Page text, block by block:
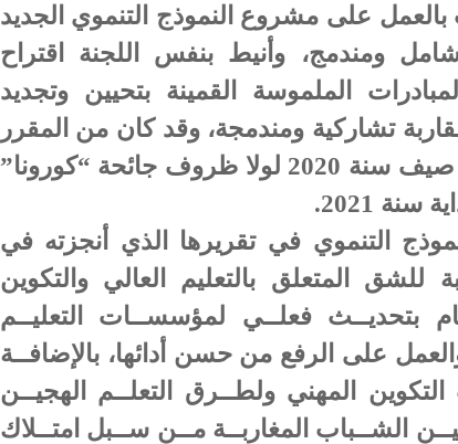
بالعمل على مشروع النموذج التنموي الجديد
ومندمج، وأنيط بنفس اللجنة اقتراح
الملموسة القمينة بتحيين وتجديد
تشاركية ومندمجة، وقد كان من المقرر
أن ترفع تقريرها إلى الملك في صيف سنة 2020 لولا ظروف جائحة “كورونا”
2021.
التنموي في تقريرها الذي أنجزته في
للشق المتعلق بالتعليم العالي والتكوين
بتحديــث فعلــي لمؤسســات التعليــم
والعمل على الرفع من حسن أدائها، بالإضافــة
المهني ولطــرق التعلــم الهجيــن
الشــباب المغاربــة مــن ســبل امتــلاك